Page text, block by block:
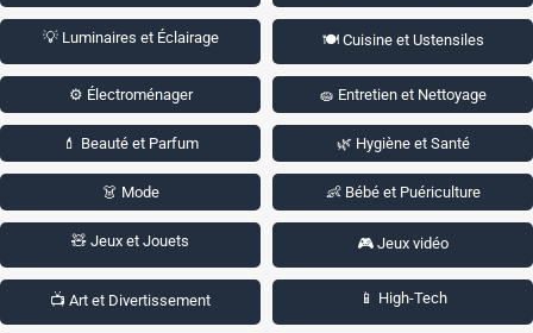
💡 Luminaires et Éclairage 🍽️ Cuisine et Ustensiles
⚙️ Électroménager 🧽 Entretien et Nettoyage
💄 Beauté et Parfum 🌿 Hygiène et Santé
👗 Mode 👶 Bébé et Puériculture
🧸 Jeux et Jouets 🎮 Jeux vidéo
📺 Art et Divertissement 📱 High-Tech